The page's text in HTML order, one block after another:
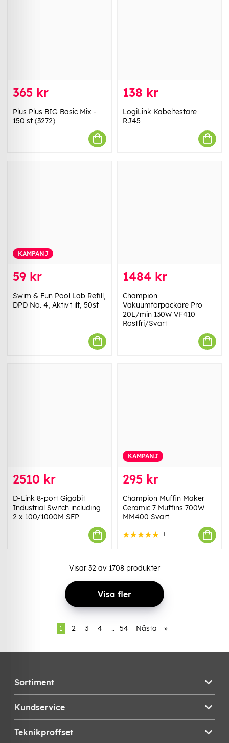
365 kr
Plus Plus BIG Basic Mix -
150 st (3272)
138 kr
LogiLink Kabeltestare
RJ45
KAMPANJ
59 kr
Swim & Fun Pool Lab Refill,
DPD No. 4, Aktivt ilt, 50st
1484 kr
Champion
Vakuumförpackare Pro
20L/min 130W VF410
Rostfri/Svart
2510 kr
D-Link 8-port Gigabit
Industrial Switch including
2 x 100/1000M SFP
KAMPANJ
295 kr
Champion Muffin Maker
Ceramic 7 Muffins 700W
MM400 Svart
1
Visar 32 av 1708 produkter
Visa fler
1 2 3 4 .. 54 Nästa »
Sortiment
Kundservice
Teknikproffset